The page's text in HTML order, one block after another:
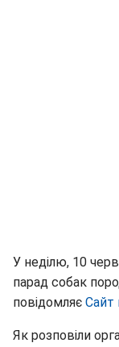
У неділю, 10
парад собак
повідомляє Сайт
Як розповіли